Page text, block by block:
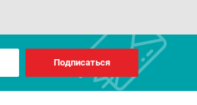
Подписаться